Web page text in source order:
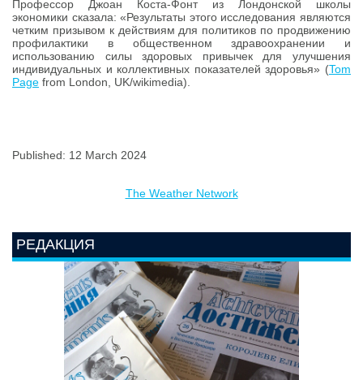
Профессор Джоан Коста-Фонт из Лондонской школы
экономики сказала: «Результаты этого исследования являются
четким призывом к действиям для политиков по продвижению
профилактики в общественном здравоохранении и
использованию силы здоровых привычек для улучшения
индивидуальных и коллективных показателей здоровья» (Tom
Page from London, UK/wikimedia).
Published: 12 March 2024
The Weather Network
РЕДАКЦИЯ